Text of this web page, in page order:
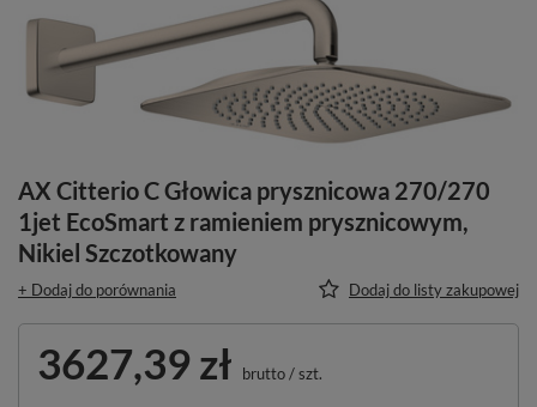
AX Citterio C Głowica prysznicowa 270/270
1jet EcoSmart z ramieniem prysznicowym,
Nikiel Szczotkowany
+ Dodaj do porównania Dodaj do listy zakupowej
3627,39 zł brutto/szt.